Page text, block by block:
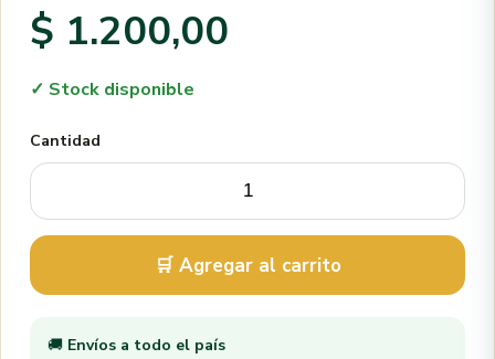
$ 1.200,00
✓ Stock disponible
Cantidad
🛒 Agregar al carrito
🚚 Envíos a todo el país